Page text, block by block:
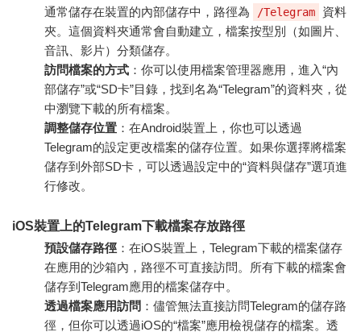
通常儲存在裝置的內部儲存中，路徑為
/Telegram
資料
夾。這個資料夾通常會自動建立，檔案按型別（如圖片、
音訊、影片）分類儲存。
訪問檔案的方式 ：你可以使用檔案管理器應用，進入“內
部儲存”或“SD卡”目錄，找到名為“Telegram”的資料夾，從
中瀏覽下載的所有檔案。
調整儲存位置 ：在Android裝置上，你也可以透過
Telegram的設定更改檔案的儲存位置。如果你選擇將檔案
儲存到外部SD卡，可以透過設定中的“資料與儲存”選項進
行修改。
iOS裝置上的Telegram下載檔案存放路徑
預設儲存路徑 ：在iOS裝置上，Telegram下載的檔案儲存
在應用的沙箱內，路徑不可直接訪問。所有下載的檔案會
儲存到Telegram應用的檔案儲存中。
透過檔案應用訪問 ：儘管無法直接訪問Telegram的儲存路
徑，但你可以透過iOS的“檔案”應用檢視儲存的檔案。透